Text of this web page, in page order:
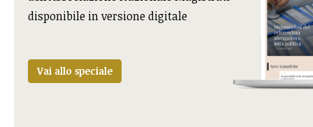
disponibile in versione digitale
Vai allo speciale